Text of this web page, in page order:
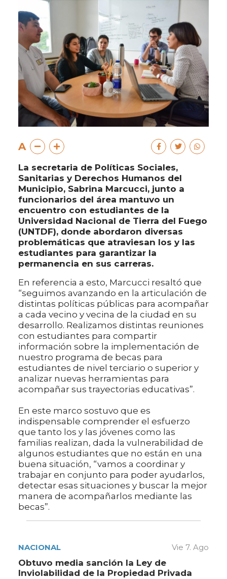
A
La secretaria de Políticas Sociales,
Sanitarias y Derechos Humanos del
Municipio, Sabrina Marcucci, junto a
funcionarios del área mantuvo un
encuentro con estudiantes de la
Universidad Nacional de Tierra del Fuego
(UNTDF), donde abordaron diversas
problemáticas que atraviesan los y las
estudiantes para garantizar la
permanencia en sus carreras.
En referencia a esto, Marcucci resaltó que
“seguimos avanzando en la articulación de
distintas políticas públicas para acompañar
a cada vecino y vecina de la ciudad en su
desarrollo. Realizamos distintas reuniones
con estudiantes para compartir
información sobre la implementación de
nuestro programa de becas para
estudiantes de nivel terciario o superior y
analizar nuevas herramientas para
acompañar sus trayectorias educativas”.
En este marco sostuvo que es
indispensable comprender el esfuerzo
que tanto los y las jóvenes como las
familias realizan, dada la vulnerabilidad de
algunos estudiantes que no están en una
buena situación, “vamos a coordinar y
trabajar en conjunto para poder ayudarlos,
detectar esas situaciones y buscar la mejor
manera de acompañarlos mediante las
becas”.
NACIONAL Vie 7. Ago
Obtuvo media sanción la Ley de
Inviolabilidad de la Propiedad Privada